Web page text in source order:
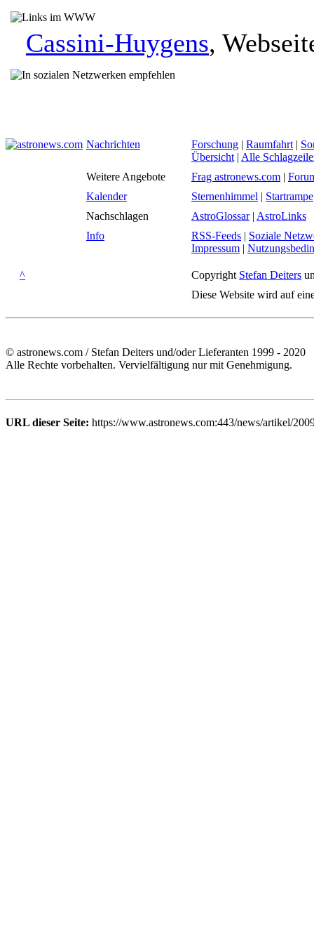
Cassini-Huygens,
Nachrichten Forschung | Raumfahrt |
Übersicht | Alle
Weitere Angebote
Frag astronews.com |
Kalender
Sternenhimmel | Startrampe
Nachschlagen
AstroGlossar| AstroLinks
Info
RSS-Feeds | Soziale
Impressum |
^ Copyright Stefan Deiters
Diese Website wird auf
© astronews.com / Stefan Deiters und/oder Lieferanten 1999 - 2020
Alle Rechte vorbehalten. Vervielfältigung nur mit Genehmigung.
URL dieser Seite: https://www.astronews.com:443/news/artikel/